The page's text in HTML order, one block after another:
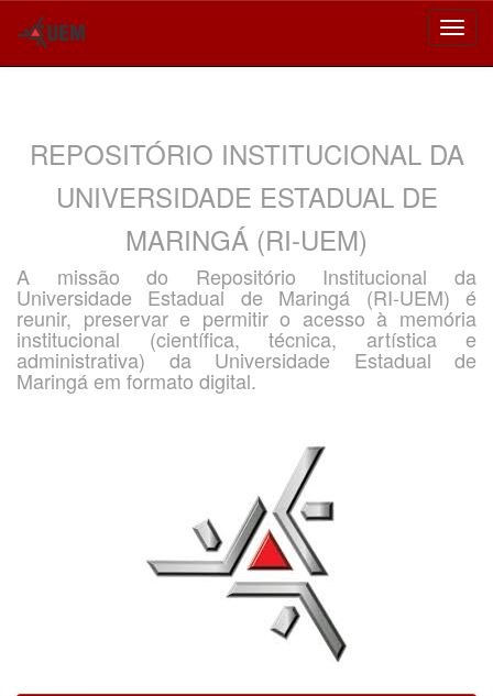
REPOSITÓRIO INSTITUCIONAL DA
UNIVERSIDADE ESTADUAL DE
MARINGÁ (RI-UEM)
A missão do Repositório Institucional da
Universidade Estadual de Maringá (RI-UEM) é
reunir, preservar e permitir o acesso à memória
institucional (científica, técnica, artística e
administrativa) da Universidade Estadual de
Maringá em formato digital.